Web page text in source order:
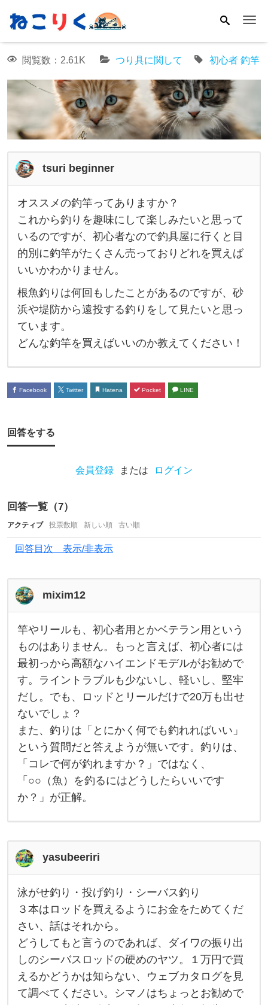
閲覧数：2.61K つり具に関して 初心者 釣竿
tsuri beginner
オ
ス
ス
メ
の
釣
竿
っ
り
す
か
れ
か
ら
釣
を
趣
味
に
し
て
楽
し
み
た
い
と
思
っ
て
い
る
の
で
す
が
、
初
オススメの釣竿ってありますか？
これから釣りを趣味にして楽しみたいと思って
いるのですが、初心者なので釣具屋に行くと目
的別に釣竿がたくさん売っておりどれを買えば
いいかわかりません。
根魚釣りは何回もしたことがあるのですが、砂
浜や堤防から遠投する釣りをして見たいと思っ
ています。
どんな釣竿を買えばいいのか教えてください！
Facebook Twitter Hatena Pocket LINE
回答をする
会員登録 または ログイン
回答一覧（7）
アクティブ 投票数順 新しい順 古い順
回答目次 表示/非表示
mixim12
竿
や
リ
ー
ル
も
、
初
心
者
用
と
か
ベ
ラ
用
は
あ
り
ま
せ
ん
。
も
っ
と
言
え
竿やリールも、初心者用とかベテラン用という
ものはありません。もっと言えば、初心者には
最初っから高額なハイエンドモデルがお勧めで
す。ライントラブルも少ないし、軽いし、堅牢
だし。でも、ロッドとリールだけで20万も出せ
ないでしょ？
また、釣りは「とにかく何でも釣れればいい」
という質問だと答えようが無いです。釣りは、
「コレで何が釣れますか？」ではなく、
「○○（魚）を釣るにはどうしたらいいです
か？」が正解。
yasubeeriri
泳
が
釣
り
・
投
げ
釣
り
・
泳がせ釣り・投げ釣り・シーバス釣り
３本はロッドを買えるようにお金をためてくだ
さい、話はそれから。
どうしてもと言うのであれば、ダイワの振り出
しのシーバスロッドの硬めのヤツ。１万円で買
えるかどうかは知らない、ウェブカタログを見
て調べてください。シマノはちょっとお勧めで